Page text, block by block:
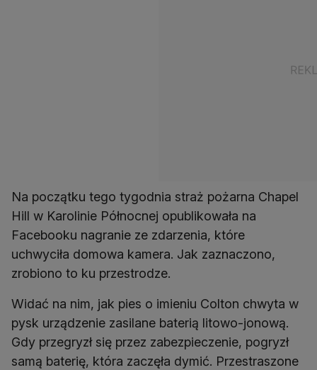
Na początku tego tygodnia straż pożarna Chapel
Hill w Karolinie Północnej opublikowała na
Facebooku nagranie ze zdarzenia, które
uchwyciła domowa kamera. Jak zaznaczono,
zrobiono to ku przestrodze.
Widać na nim, jak pies o imieniu Colton chwyta w
pysk urządzenie zasilane baterią litowo-jonową.
Gdy przegryzł się przez zabezpieczenie, pogryzł
samą baterię, która zaczęła dymić. Przestraszone